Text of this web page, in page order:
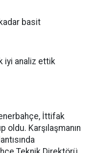
basit
iyi analiz ettik
İttifak
oldu. Karşılaşmanın